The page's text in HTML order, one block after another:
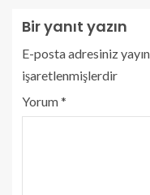
Bir yanıt yazın
E-posta adresiniz
işaretlenmişlerdir
Yorum*